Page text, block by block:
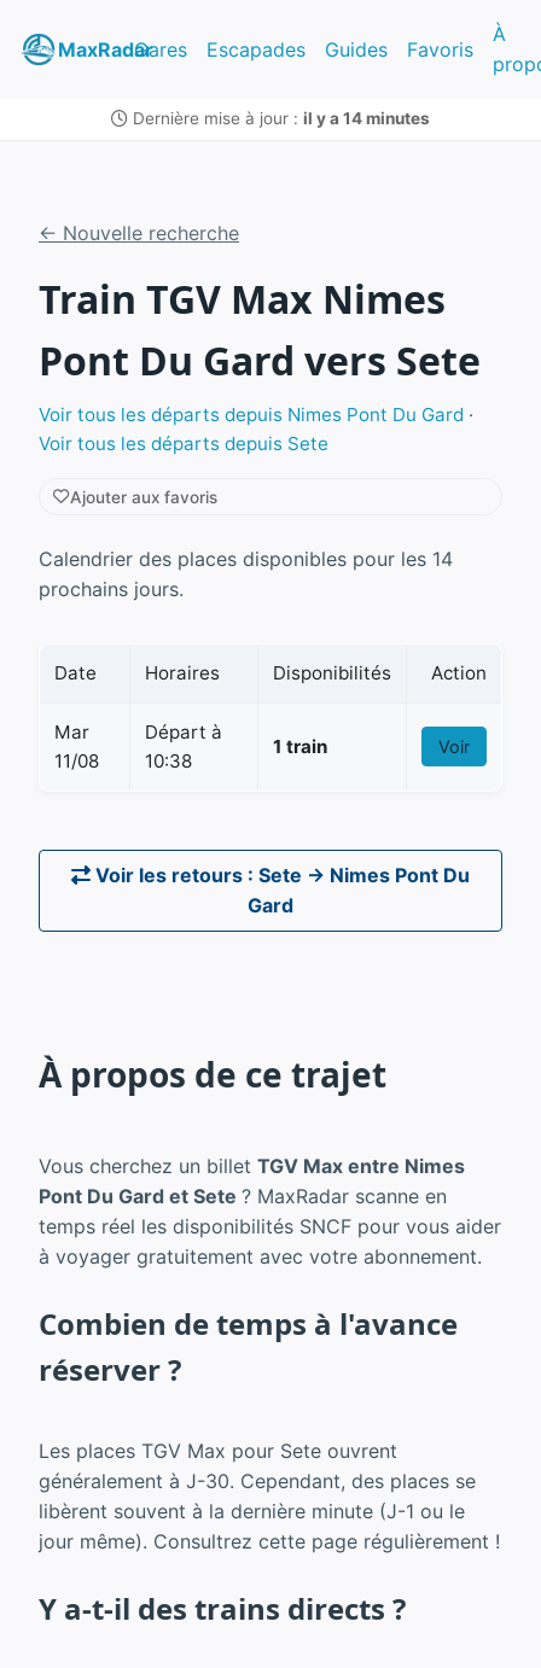
MaxRadarGares Escapades Guides Favoris
À
Dernière mise à jour : il y a 14 minutes
← Nouvelle recherche
Train TGV Max Nimes
Pont Du Gard vers Sete
Voir tous les départs depuis Nimes Pont Du Gard ·
Voir tous les départs depuis Sete
Ajouter aux favoris
Calendrier des places disponibles pour les 14
prochains jours.
Date Horaires Disponibilités Action
Mar
11/08
Départ à
10:38
1 train Voir
Voir les retours : Sete → Nimes Pont Du
Gard
À propos de ce trajet
Vous cherchez un billet TGV Max entre Nimes
Pont Du Gard et Sete ? MaxRadar scanne en
temps réel les disponibilités SNCF pour vous aider
à voyager gratuitement avec votre abonnement.
Combien de temps à l'avance
réserver ?
Les places TGV Max pour Sete ouvrent
généralement à J-30. Cependant, des places se
libèrent souvent à la dernière minute (J-1 ou le
jour même). Consultrez cette page régulièrement !
Y a-t-il des trains directs ?